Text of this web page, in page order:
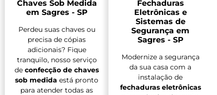
Chaves Sob Medida
em Sagres - SP
Perdeu suas chaves ou
precisa de cópias
adicionais? Fique
tranquilo, nosso serviço
de confecção de chaves
sob medida está pronto
para atender todas as
Fechaduras
Eletrônicas e
Sistemas de
Segurança em
Sagres - SP
Modernize a segurança
da sua casa com a
instalação de
fechaduras eletrônicas